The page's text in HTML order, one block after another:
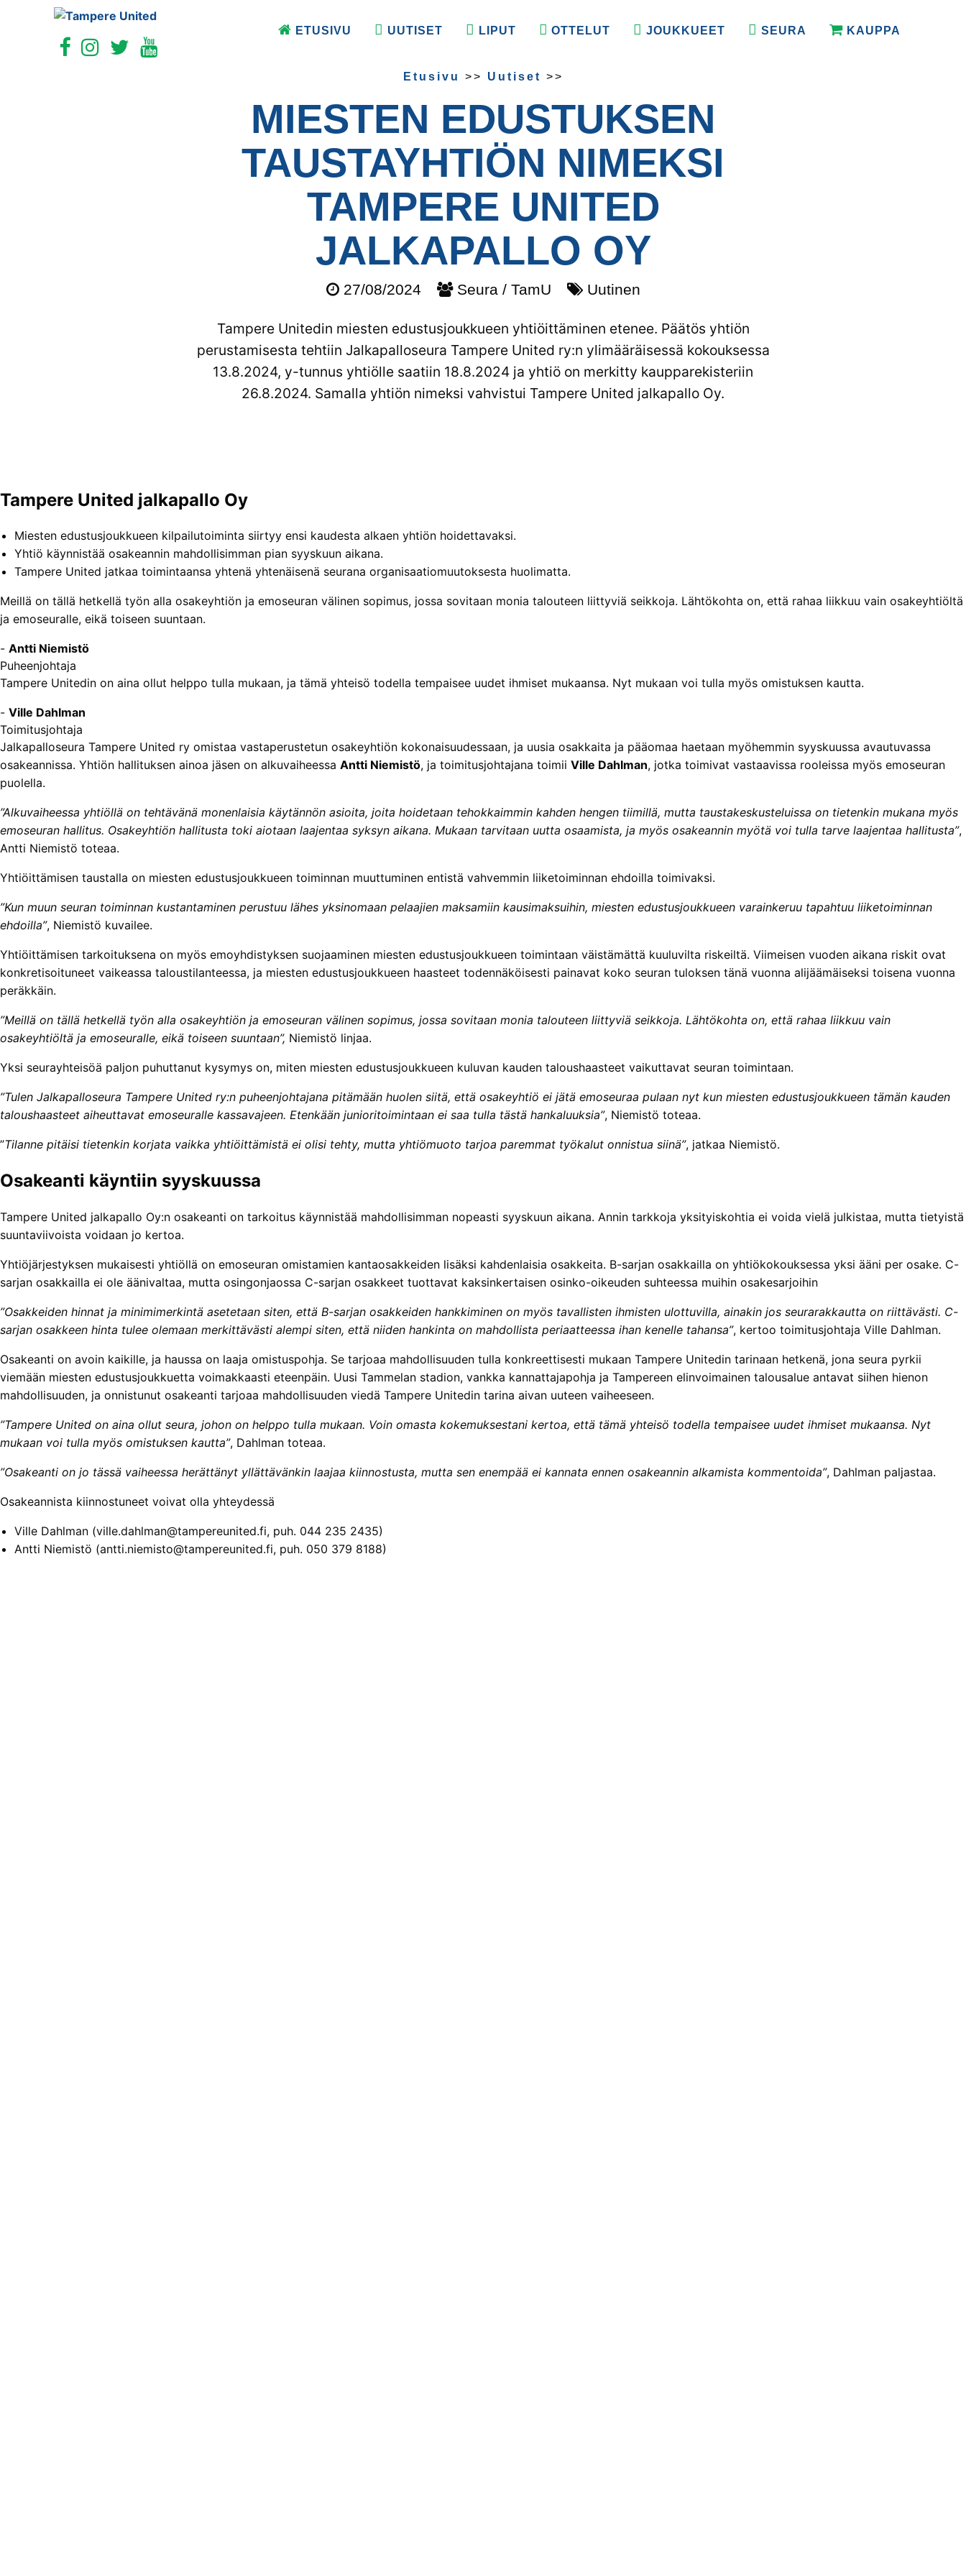
ETUSIVU UUTISET LIPUT OTTELUT JOUKKUEET SEURA KAUPPA
Etusivu >> Uutiset >>
MIESTEN EDUSTUKSEN
TAUSTA­YHTIÖN NIMEKSI
TAMPERE UNITED
JALKAPALLO OY
27/08/2024 Seura / TamU Uutinen
Tampere Unitedin miesten edustusjoukkueen yhtiöittäminen etenee. Päätös yhtiön
perustamisesta tehtiin Jalkapalloseura Tampere United ry:n ylimääräisessä kokouksessa
13.8.2024, y-tunnus yhtiölle saatiin 18.8.2024 ja yhtiö on merkitty kaupparekisteriin
26.8.2024. Samalla yhtiön nimeksi vahvistui Tampere United jalkapallo Oy.
Tampere United jalkapallo Oy
Miesten edustus­joukkueen kilpailu­toiminta siirtyy ensi kaudesta alkaen yhtiön hoidettavaksi.
Yhtiö käynnistää osake­annin mahdollisimman pian syyskuun aikana.
Tampere United jatkaa toimintaansa yhtenä yhtenäisenä seurana organisaatio­muutoksesta huolimatta.
Meillä on tällä hetkellä työn alla osake­yhtiön ja emoseuran välinen sopimus, jossa sovitaan monia talouteen liittyviä seikkoja. Lähtö­kohta on, että rahaa liikkuu vain osake­yhtiöltä
ja emoseuralle, eikä toiseen suuntaan.
- Antti Niemistö
Puheenjohtaja
Tampere Unitedin on aina ollut helppo tulla mukaan, ja tämä yhteisö todella tempaisee uudet ihmiset mukaansa. Nyt mukaan voi tulla myös omistuksen kautta.
- Ville Dahlman
Toimitusjohtaja
Jalkapalloseura Tampere United ry omistaa vastaperustetun osakeyhtiön kokonaisuudessaan, ja uusia osakkaita ja pääomaa haetaan myöhemmin syyskuussa avautuvassa
osakeannissa. Yhtiön hallituksen ainoa jäsen on alkuvaiheessa Antti Niemistö, ja toimitusjohtajana toimii Ville Dahlman, jotka toimivat vastaavissa rooleissa myös emoseuran
puolella.
”Alkuvaiheessa yhtiöllä on tehtävänä monenlaisia käytännön asioita, joita hoidetaan tehokkaimmin kahden hengen tiimillä, mutta taustakeskusteluissa on tietenkin mukana myös
emoseuran hallitus. Osakeyhtiön hallitusta toki aiotaan laajentaa syksyn aikana. Mukaan tarvitaan uutta osaamista, ja myös osakeannin myötä voi tulla tarve laajentaa hallitusta”,
Antti Niemistö toteaa.
Yhtiöittämisen taustalla on miesten edustusjoukkueen toiminnan muuttuminen entistä vahvemmin liiketoiminnan ehdoilla toimivaksi.
”Kun muun seuran toiminnan kustantaminen perustuu lähes yksinomaan pelaajien maksamiin kausimaksuihin, miesten edustusjoukkueen varainkeruu tapahtuu liiketoiminnan
ehdoilla”, Niemistö kuvailee.
Yhtiöittämisen tarkoituksena on myös emoyhdistyksen suojaaminen miesten edustusjoukkueen toimintaan väistämättä kuuluvilta riskeiltä. Viimeisen vuoden aikana riskit ovat
konkretisoituneet vaikeassa taloustilanteessa, ja miesten edustusjoukkueen haasteet todennäköisesti painavat koko seuran tuloksen tänä vuonna alijäämäiseksi toisena vuonna
peräkkäin.
”Meillä on tällä hetkellä työn alla osakeyhtiön ja emoseuran välinen sopimus, jossa sovitaan monia talouteen liittyviä seikkoja. Lähtökohta on, että rahaa liikkuu vain
osakeyhtiöltä ja emoseuralle, eikä toiseen suuntaan”, Niemistö linjaa.
Yksi seurayhteisöä paljon puhuttanut kysymys on, miten miesten edustusjoukkueen kuluvan kauden taloushaasteet vaikuttavat seuran toimintaan.
”Tulen Jalkapalloseura Tampere United ry:n puheenjohtajana pitämään huolen siitä, että osakeyhtiö ei jätä emoseuraa pulaan nyt kun miesten edustusjoukkueen tämän kauden
taloushaasteet aiheuttavat emoseuralle kassavajeen. Etenkään junioritoimintaan ei saa tulla tästä hankaluuksia”, Niemistö toteaa.
”Tilanne pitäisi tietenkin korjata vaikka yhtiöittämistä ei olisi tehty, mutta yhtiömuoto tarjoa paremmat työkalut onnistua siinä”, jatkaa Niemistö.
Osakeanti käyntiin syyskuussa
Tampere United jalkapallo Oy:n osakeanti on tarkoitus käynnistää mahdollisimman nopeasti syyskuun aikana. Annin tarkkoja yksityiskohtia ei voida vielä julkistaa, mutta tietyistä
suuntaviivoista voidaan jo kertoa.
Yhtiöjärjestyksen mukaisesti yhtiöllä on emoseuran omistamien kantaosakkeiden lisäksi kahdenlaisia osakkeita. B-sarjan osakkailla on yhtiökokouksessa yksi ääni per osake. C-
sarjan osakkailla ei ole äänivaltaa, mutta osingonjaossa C-sarjan osakkeet tuottavat kaksinkertaisen osinko-oikeuden suhteessa muihin osakesarjoihin
”Osakkeiden hinnat ja minimimerkintä asetetaan siten, että B-sarjan osakkeiden hankkiminen on myös tavallisten ihmisten ulottuvilla, ainakin jos seurarakkautta on riittävästi. C-
sarjan osakkeen hinta tulee olemaan merkittävästi alempi siten, että niiden hankinta on mahdollista periaatteessa ihan kenelle tahansa”, kertoo toimitusjohtaja Ville Dahlman.
Osakeanti on avoin kaikille, ja haussa on laaja omistuspohja. Se tarjoaa mahdollisuuden tulla konkreettisesti mukaan Tampere Unitedin tarinaan hetkenä, jona seura pyrkii
viemään miesten edustusjoukkuetta voimakkaasti eteenpäin. Uusi Tammelan stadion, vankka kannattajapohja ja Tampereen elinvoimainen talousalue antavat siihen hienon
mahdollisuuden, ja onnistunut osakeanti tarjoaa mahdollisuuden viedä Tampere Unitedin tarina aivan uuteen vaiheeseen.
”Tampere United on aina ollut seura, johon on helppo tulla mukaan. Voin omasta kokemuksestani kertoa, että tämä yhteisö todella tempaisee uudet ihmiset mukaansa. Nyt
mukaan voi tulla myös omistuksen kautta”, Dahlman toteaa.
”Osakeanti on jo tässä vaiheessa herättänyt yllättävänkin laajaa kiinnostusta, mutta sen enempää ei kannata ennen osakeannin alkamista kommentoida”, Dahlman paljastaa.
Osakeannista kiinnostuneet voivat olla yhteydessä
Ville Dahlman (ville.dahlman@tampereunited.fi, puh. 044 235 2435)
Antti Niemistö (antti.niemisto@tampereunited.fi, puh. 050 379 8188)